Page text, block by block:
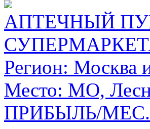
АПТЕЧНЫЙ
Регион: Москва
Место: МО,
ПРИБЫЛЬ/МЕС.: